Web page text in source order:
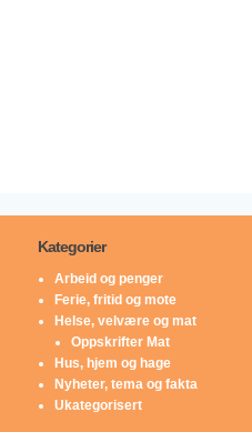
Kategorier
Arbeid og penger
Ferie, fritid og mote
Helse, velvære og mat
Oppskrifter Mat
Hus, hjem og hage
Nyheter, tema og fakta
Ukategorisert